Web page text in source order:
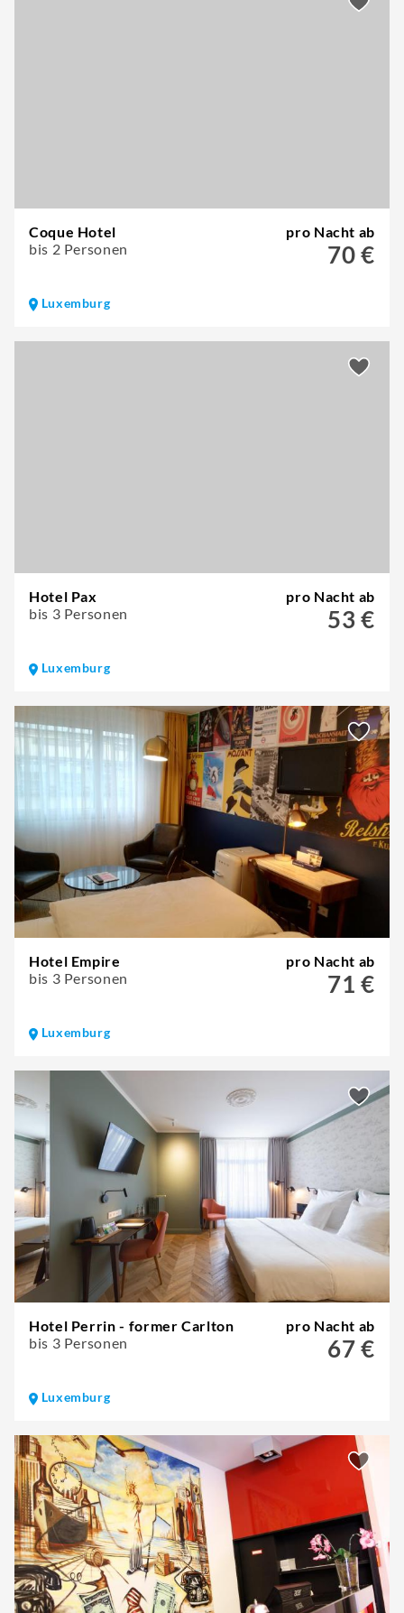
Coque Hotel
bis 2 Personen
pro Nacht ab
70 €
Luxemburg
Hotel Pax
bis 3 Personen
pro Nacht ab
53 €
Luxemburg
Hotel Empire
bis 3 Personen
pro Nacht ab
71 €
Luxemburg
Hotel Perrin - former Carlton
bis 3 Personen
pro Nacht ab
67 €
Luxemburg